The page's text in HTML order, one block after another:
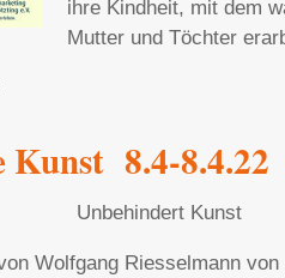
ihre Kindheit, mit dem
Mutter und Töchter
Kunst 8.4-8.4.22
Unbehindert Kunst
Wolfgang Riesselmann